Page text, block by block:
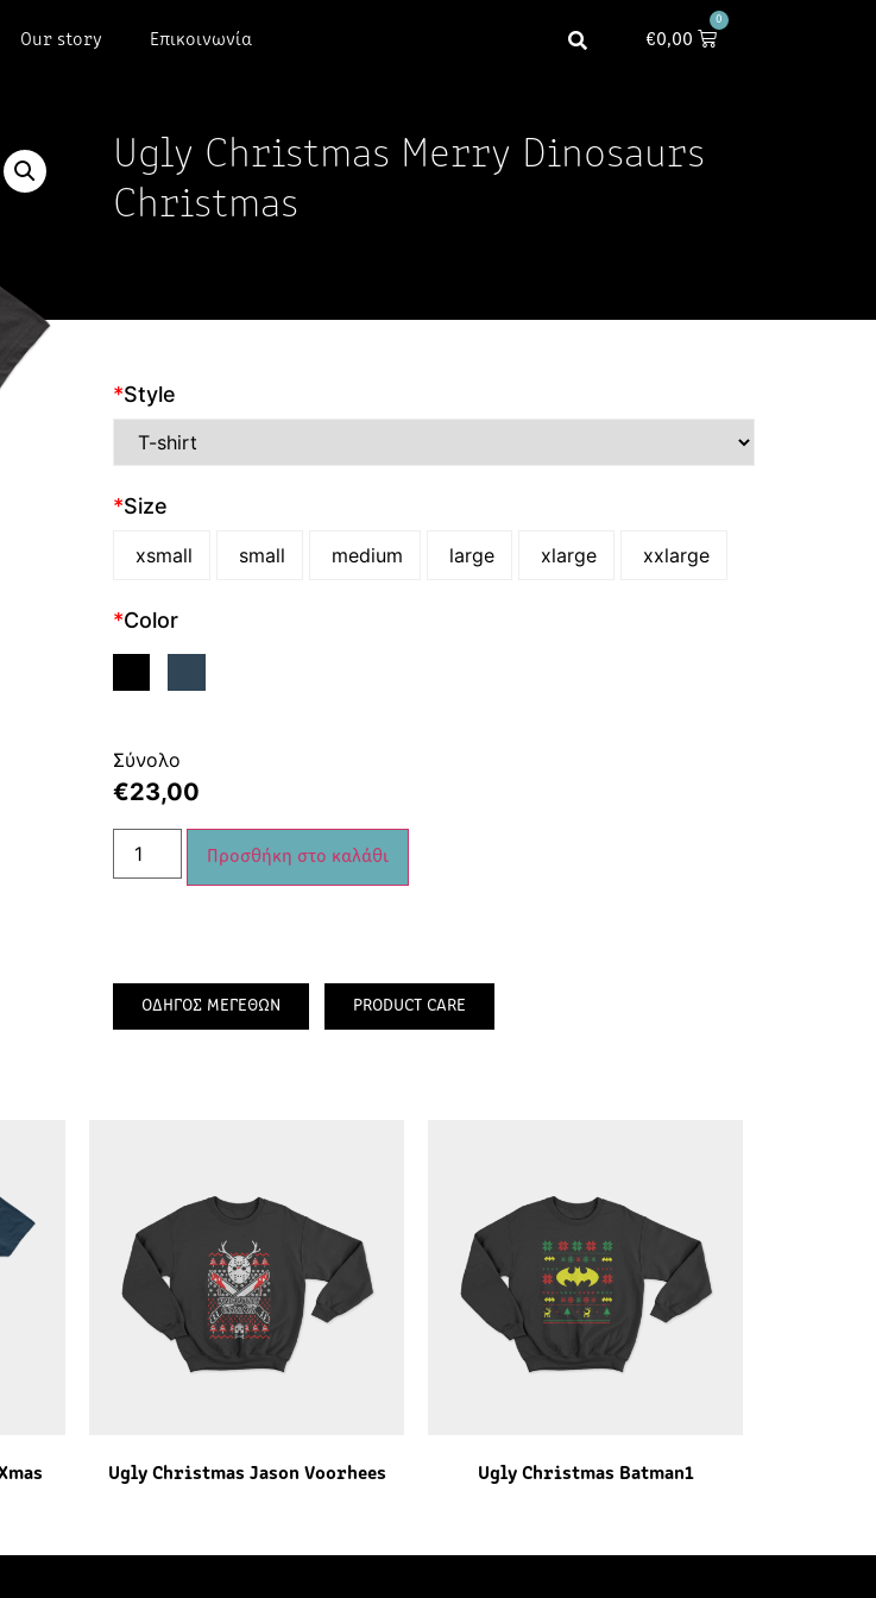
Our story Επικοινωνία €0,00
0
Ugly Christmas Merry Dinosaurs
Christmas
*Style
*Size
xsmall small medium large xlarge xxlarge
*Color
Σύνολο
€23,00
Προσθήκη στο καλάθι
ΟΔΗΓΟΣ ΜΕΓΕΘΩΝ PRODUCT CARE
Ugly Christmas Jason Voorhees Ugly Christmas Batman1